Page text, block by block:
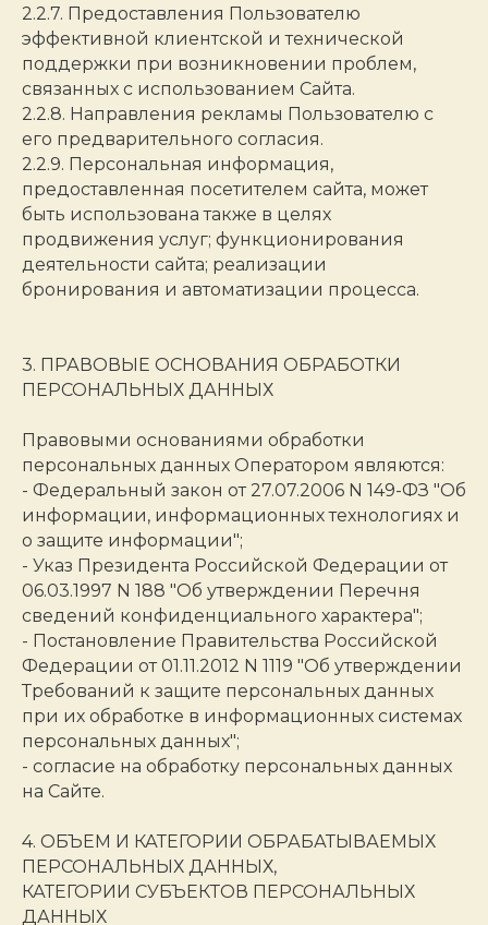
2.2.7. Предоставления Пользователю
эффективной клиентской и технической
поддержки при возникновении проблем,
связанных с использованием Сайта.
2.2.8. Направления рекламы Пользователю с
его предварительного согласия.
2.2.9. Персональная информация,
предоставленная посетителем сайта, может
быть использована также в целях
продвижения услуг; функционирования
деятельности сайта; реализации
бронирования и автоматизации процесса.
3. ПРАВОВЫЕ ОСНОВАНИЯ ОБРАБОТКИ
ПЕРСОНАЛЬНЫХ ДАННЫХ
Правовыми основаниями обработки
персональных данных Оператором являются:
- Федеральный закон от 27.07.2006 N 149-ФЗ "Об
информации, информационных технологиях и
о защите информации";
- Указ Президента Российской Федерации от
06.03.1997 N 188 "Об утверждении Перечня
сведений конфиденциального характера";
- Постановление Правительства Российской
Федерации от 01.11.2012 N 1119 "Об утверждении
Требований к защите персональных данных
при их обработке в информационных системах
персональных данных";
- согласие на обработку персональных данных
на Сайте.
4. ОБЪЕМ И КАТЕГОРИИ ОБРАБАТЫВАЕМЫХ
ПЕРСОНАЛЬНЫХ ДАННЫХ,
КАТЕГОРИИ СУБЪЕКТОВ ПЕРСОНАЛЬНЫХ
ДАННЫХ